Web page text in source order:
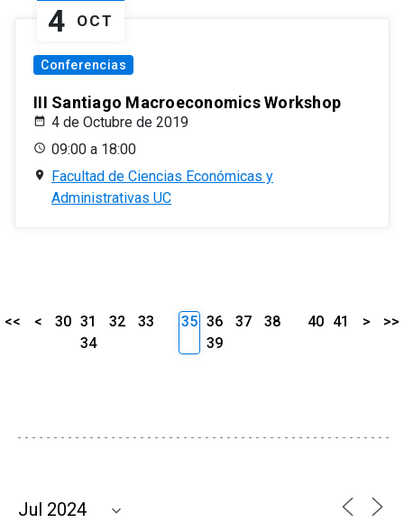
4 OCT
Conferencias
III Santiago Macroeconomics Workshop
4 de Octubre de 2019
09:00 a 18:00
Facultad de Ciencias Económicas y
Administrativas UC
<< < 30 31 32
33
34
35 36 37
38
39
40 41 > >>